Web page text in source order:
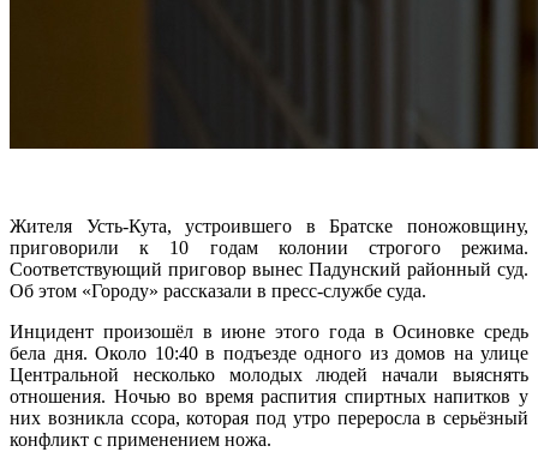
Жителя Усть-Кута, устроившего в Братске поножовщину,
приговорили к 10 годам колонии строгого режима.
Соответствующий приговор вынес Падунский районный суд.
Об этом «Городу» рассказали в пресс-службе суда.
Инцидент произошёл в июне этого года в Осиновке средь
бела дня. Около 10:40 в подъезде одного из домов на улице
Центральной несколько молодых людей начали выяснять
отношения. Ночью во время распития спиртных напитков у
них возникла ссора, которая под утро переросла в серьёзный
конфликт с применением ножа.